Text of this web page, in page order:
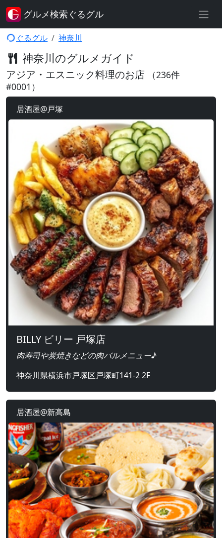
ぐるグル 神奈川
神奈川のグルメガイド
アジア・エスニック料理のお店
（236件
#0001）
居酒屋@戸塚
BILLY ビリー 戸塚店
肉寿司や炭焼きなどの肉バルメニュー♪
神奈川県横浜市戸塚区戸塚町141-2 2F
居酒屋@新高島
グルメ検索ぐるグル